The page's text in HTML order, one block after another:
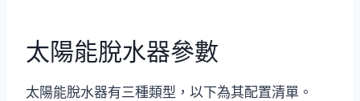
太陽能脫水器參數
太陽能脫水器有三種類型，以下為其配置清單。